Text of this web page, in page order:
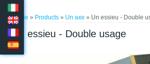
Home » Products » Un axe » Un essieu - Double
Un essieu - Double usage